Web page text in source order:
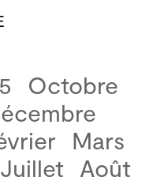
Octobre
Mars
Juillet Août